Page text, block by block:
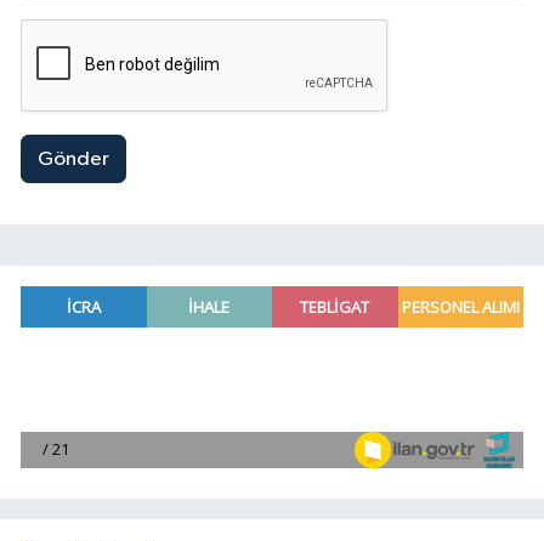
Gönder